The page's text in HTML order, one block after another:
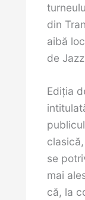
din
aibă
de
Ediția
se
mai
că, la